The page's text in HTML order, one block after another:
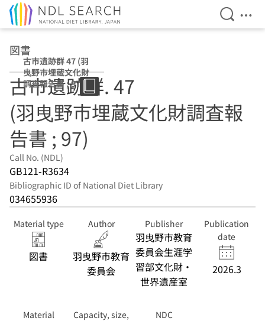
Open
図書
古市遺跡群 47 (羽
曳野市埋蔵文化財
調査報告書 ; 97)
古市遺跡群. 47
(羽曳野市埋蔵文化財調査報
告書 ; 97)
Call No. (NDL)
GB121-R3634
Bibliographic ID of National Diet Library
034655936
Material type
図書
Author
羽曳野市教育
委員会
Publisher
羽曳野市教育
委員会生涯学
習部文化財・
世界遺産室
Publication
date
2026.3
Material
Capacity, size,
NDC